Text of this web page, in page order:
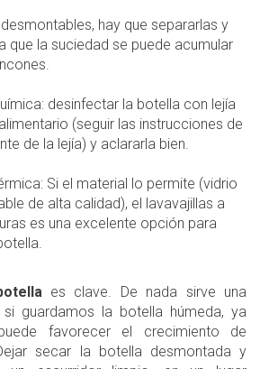
hay que separarlas y
que la suciedad se puede acumular
desinfectar la botella con lejía
(seguir las instrucciones de
de la lejía) y aclararla bien.
Si el material lo permite (vidrio
de alta calidad), el lavavajillas a
es una excelente opción para
es clave. De nada sirve una
si guardamos la botella húmeda, ya
favorecer el crecimiento de
secar la botella desmontada y